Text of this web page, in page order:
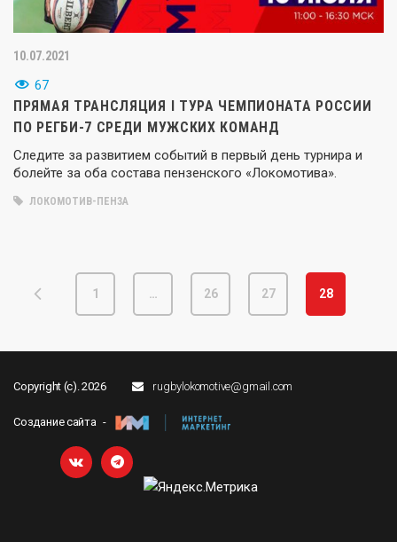
10.07.2021
67
ПРЯМАЯ ТРАНСЛЯЦИЯ I ТУРА ЧЕМПИОНАТА РОССИИ
ПО РЕГБИ-7 СРЕДИ МУЖСКИХ КОМАНД
Следите за развитием событий в первый день турнира и
болейте за оба состава пензенского «Локомотива».
ЛОКОМОТИВ-ПЕНЗА
1 … 26 27 28
Copyright (c). 2026 rugbylokomotive@gmail.com
Создание сайта -